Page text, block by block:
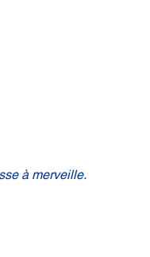
à merveille.